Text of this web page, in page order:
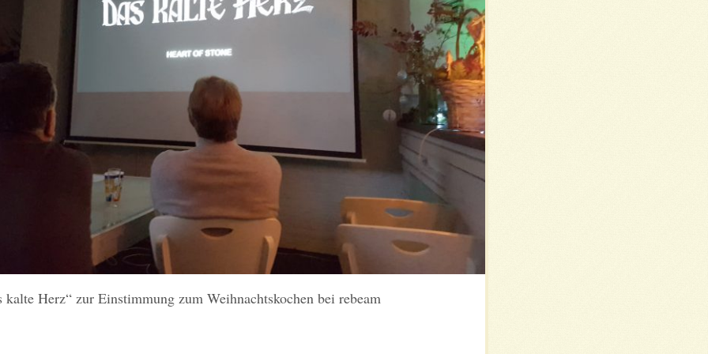
kalte Herz“ zur Einstimmung zum Weihnachtskochen bei rebeam